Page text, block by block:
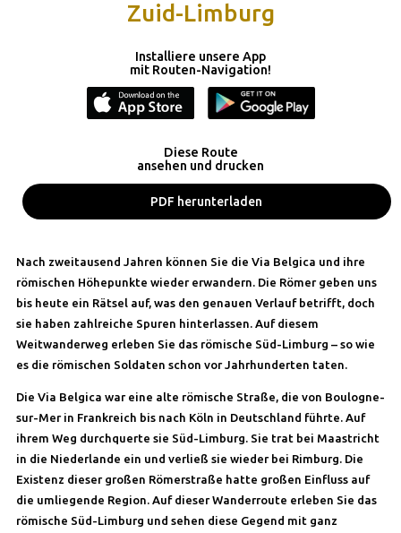
Zuid-Limburg
Installiere unsere App
mit Routen-Navigation!
Diese Route
ansehen und drucken
PDF herunterladen
Nach zweitausend Jahren können Sie die Via Belgica und ihre
römischen Höhepunkte wieder erwandern. Die Römer geben uns
bis heute ein Rätsel auf, was den genauen Verlauf betrifft, doch
sie haben zahlreiche Spuren hinterlassen. Auf diesem
Weitwanderweg erleben Sie das römische Süd-Limburg – so wie
es die römischen Soldaten schon vor Jahrhunderten taten.
Die Via Belgica war eine alte römische Straße, die von Boulogne-
sur-Mer in Frankreich bis nach Köln in Deutschland führte. Auf
ihrem Weg durchquerte sie Süd-Limburg. Sie trat bei Maastricht
in die Niederlande ein und verließ sie wieder bei Rimburg. Die
Existenz dieser großen Römerstraße hatte großen Einfluss auf
die umliegende Region. Auf dieser Wanderroute erleben Sie das
römische Süd-Limburg und sehen diese Gegend mit ganz